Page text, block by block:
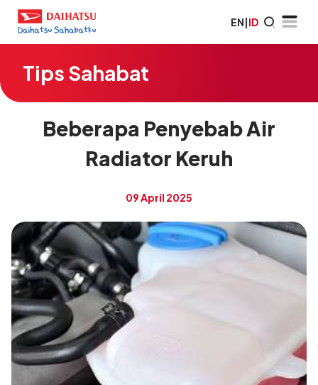
EN|ID
Tips Sahabat
Beberapa Penyebab Air
Radiator Keruh
09 April 2025